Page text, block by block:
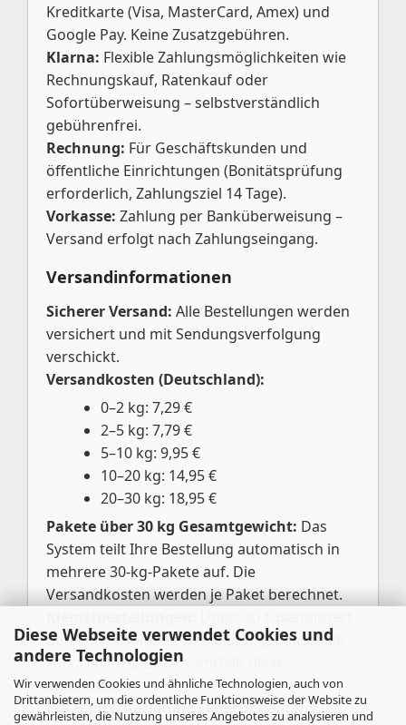
Diese Webseite verwendet Cookies und
andere Technologien
Wir verwenden Cookies und ähnliche Technologien, auch von
Drittanbietern, um die ordentliche Funktionsweise der Website zu
gewährleisten, die Nutzung unseres Angebotes zu analysieren und
Kreditkarte (Visa, MasterCard, Amex) und
Google Pay. Keine Zusatzgebühren.
Klarna: Flexible Zahlungsmöglichkeiten wie
Rechnungskauf, Ratenkauf oder
Sofortüberweisung – selbstverständlich
gebührenfrei.
Rechnung: Für Geschäftskunden und
öffentliche Einrichtungen (Bonitätsprüfung
erforderlich, Zahlungsziel 14 Tage).
Vorkasse: Zahlung per Banküberweisung –
Versand erfolgt nach Zahlungseingang.
Versandinformationen
Sicherer Versand: Alle Bestellungen werden
versichert und mit Sendungsverfolgung
verschickt.
Versandkosten (Deutschland):
0–2 kg: 7,29 €
2–5 kg: 7,79 €
5–10 kg: 9,95 €
10–20 kg: 14,95 €
20–30 kg: 18,95 €
Pakete über 30 kg Gesamtgewicht: Das
System teilt Ihre Bestellung automatisch in
mehrere 30-kg-Pakete auf. Die
Versandkosten werden je Paket berechnet.
berechnen wir eine Bearbeitungspauschale
von 3,00 €. Ab 20,01 € entfällt diese
automatisch.
EU- & internationale Lieferungen:Der